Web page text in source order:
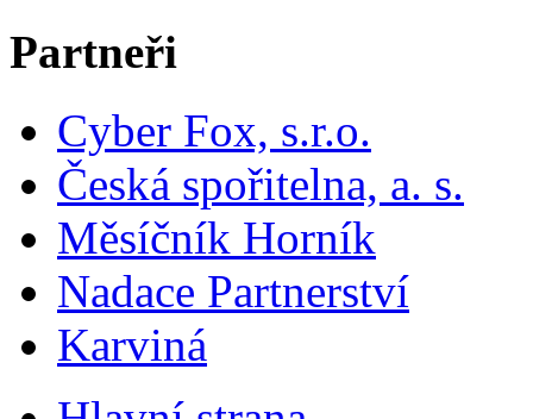
Partneři
Cyber Fox, s.r.o.
Česká spořitelna, a. s.
Měsíčník Horník
Nadace Partnerství
Karviná